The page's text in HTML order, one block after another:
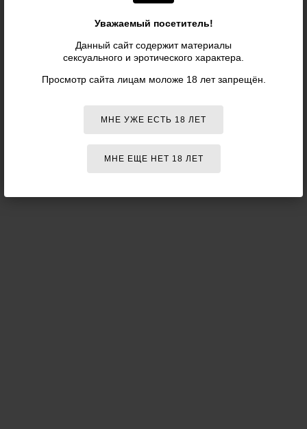
Уважаемый посетитель!
Данный сайт содержит материалы
сексуального и эротического характера.
Просмотр сайта лицам моложе 18 лет запрещён.
МНЕ УЖЕ ЕСТЬ 18 ЛЕТ
МНЕ ЕЩЕ НЕТ 18 ЛЕТ
ОТПРАВИТЬ